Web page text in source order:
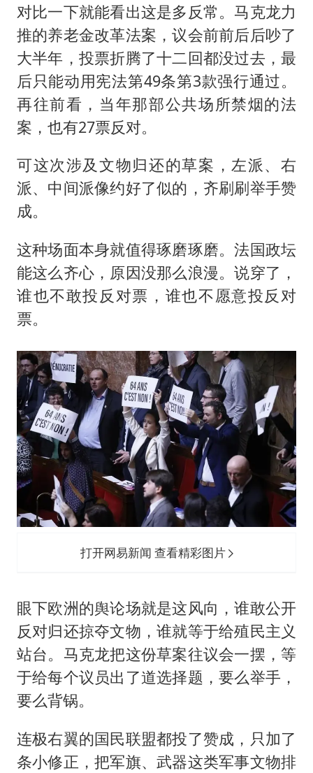
对比一下就能看出这是多反常。马克龙力
推的养老金改革法案，议会前前后后吵了
大半年，投票折腾了十二回都没过去，最
后只能动用宪法第49条第3款强行通过。
再往前看，当年那部公共场所禁烟的法
案，也有27票反对。
可这次涉及文物归还的草案，左派、右
派、中间派像约好了似的，齐刷刷举手赞
成。
这种场面本身就值得琢磨琢磨。法国政坛
能这么齐心，原因没那么浪漫。说穿了，
谁也不敢投反对票，谁也不愿意投反对
票。
打开网易新闻 查看精彩图片
眼下欧洲的舆论场就是这风向，谁敢公开
反对归还掠夺文物，谁就等于给殖民主义
站台。马克龙把这份草案往议会一摆，等
于给每个议员出了道选择题，要么举手，
要么背锅。
连极右翼的国民联盟都投了赞成，只加了
条小修正，把军旗、武器这类军事文物排